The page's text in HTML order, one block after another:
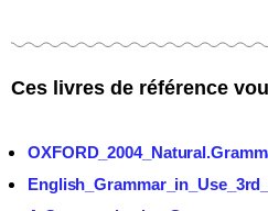
Ces livres de référence